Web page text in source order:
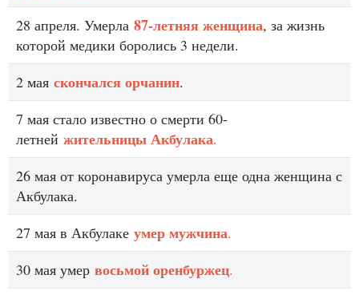
28 апреля. Умерла 87-летняя женщина, за жизнь
которой медики боролись 3 недели.
2 мая скончался орчанин.
7 мая стало известно о смерти 60-
летней жительницы Акбулака.
26 мая от коронавируса умерла еще одна женщина с
Акбулака.
27 мая в Акбулаке умер мужчина.
30 мая умер восьмой оренбуржец.